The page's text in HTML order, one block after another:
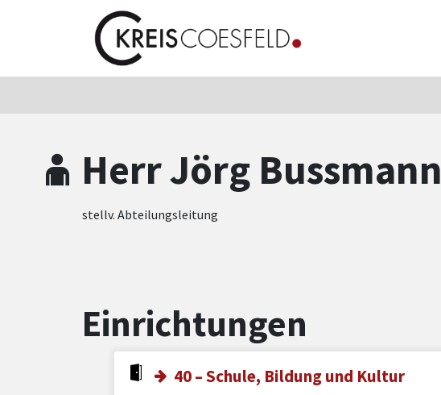
Zum Header
Zum Hauptinhalt
Zum Footer
Zum Hauptinhalt springen
Herr Jörg Bussmann
stellv. Abteilungsleitung
Einrichtungen
40 – Schule, Bildung und Kultur